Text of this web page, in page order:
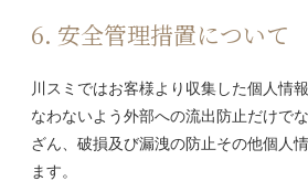
6. 安全管理措置について
川スミではお客様より収集した個人情
なわないよう外部への流出防止だけで
ざん、破損及び漏洩の防止その他個人
ます。